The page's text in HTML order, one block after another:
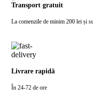
Transport gratuit
La comenzile de minim 200 lei și
Livrare rapidă
În 24-72 de ore